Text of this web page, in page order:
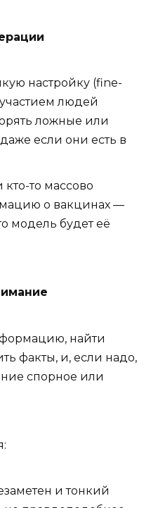
настройку (fine-
людей
ложные или
если они есть в
то массово
о вакцинах —
модель будет её
найти
факты, и, если надо,
спорное или
и тонкий